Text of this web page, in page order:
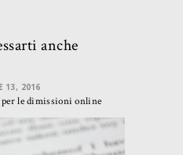
anche
13, 2016
per le dimissioni online